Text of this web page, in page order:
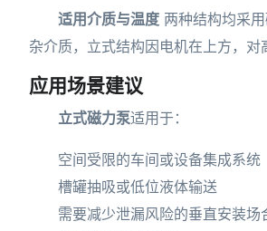
适用介质与温度 两种结构均采
杂介质，立式结构因电机在上方，对
应用场景建议
立式磁力泵适用于：
空间受限的车间或设备集成系统
槽罐抽吸或低位液体输送
需要减少泄漏风险的垂直安装场